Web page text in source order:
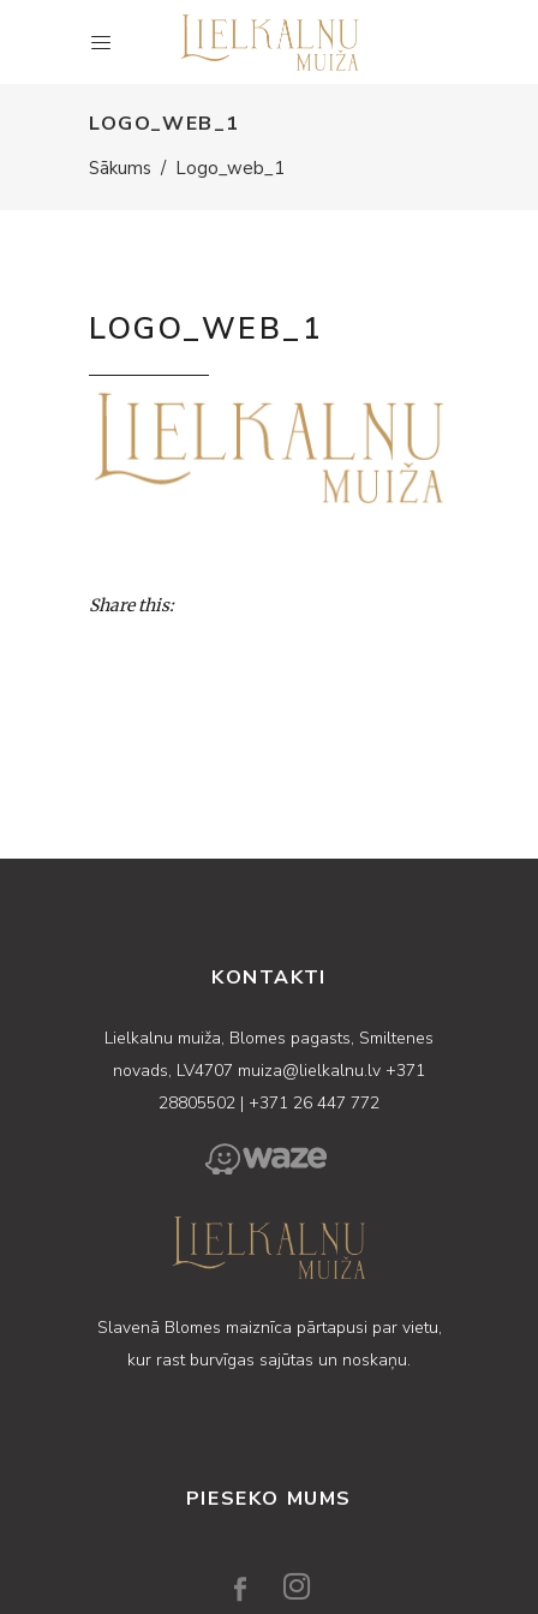
LOGO_WEB_1
Sākums / Logo_web_1
LOGO_WEB_1
Share this:
KONTAKTI
Lielkalnu muiža, Blomes pagasts, Smiltenes
novads, LV4707 muiza@lielkalnu.lv +371
28805502 | +371 26 447 772
Slavenā Blomes maiznīca pārtapusi par vietu,
kur rast burvīgas sajūtas un noskaņu.
PIESEKO MUMS